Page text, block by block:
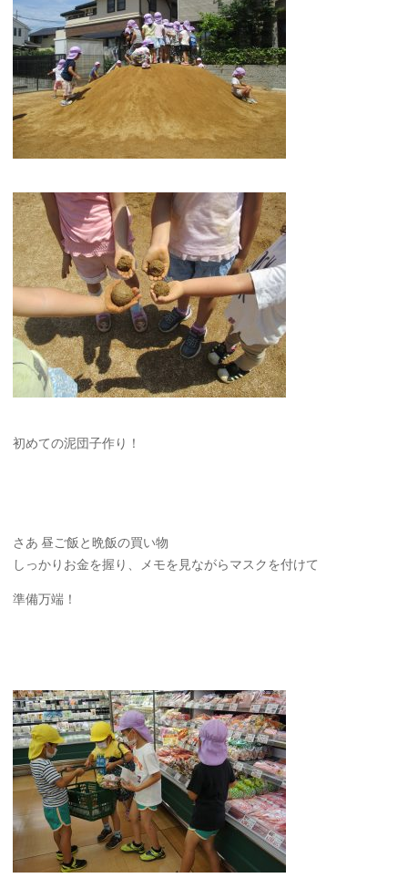
初めての泥団子作り！
さあ 昼ご飯と晩飯の買い物
しっかりお金を握り、メモを見ながらマスクを付けて
準備万端！